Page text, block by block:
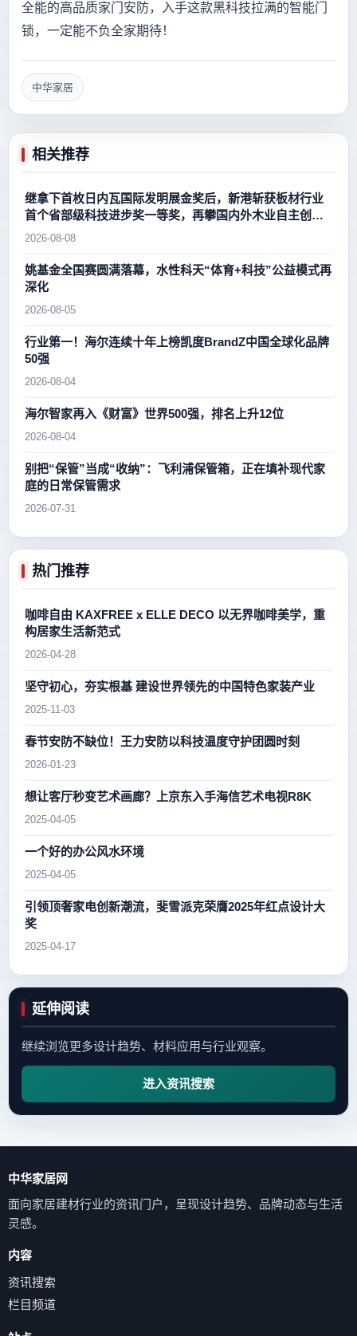
全能的高品质家门安防，入手这款黑科技拉满的智能门
锁，一定能不负全家期待！
中华家居
相关推荐
继拿下首枚日内瓦国际发明展金奖后，新港斩获板材行业
首个省部级科技进步奖一等奖，再攀国内外木业自主创新
新高峰
2026-08-08
姚基金全国赛圆满落幕，水性科天“体育+科技”公益模式再
深化
2026-08-05
行业第一！海尔连续十年上榜凯度BrandZ中国全球化品牌
50强
2026-08-04
海尔智家再入《财富》世界500强，排名上升12位
2026-08-04
别把“保管”当成“收纳”：飞利浦保管箱，正在填补现代家
庭的日常保管需求
2026-07-31
热门推荐
咖啡自由 KAXFREE x ELLE DECO 以无界咖啡美学，重
构居家生活新范式
2026-04-28
坚守初心，夯实根基 建设世界领先的中国特色家装产业
2025-11-03
春节安防不缺位！王力安防以科技温度守护团圆时刻
2026-01-23
想让客厅秒变艺术画廊？上京东入手海信艺术电视R8K
2025-04-05
一个好的办公风水环境
2025-04-05
引领顶奢家电创新潮流，斐雪派克荣膺2025年红点设计大
奖
2025-04-17
延伸阅读
继续浏览更多设计趋势、材料应用与行业观察。
进入资讯搜索
中华家居网
面向家居建材行业的资讯门户，呈现设计趋势、品牌动态与生活
灵感。
内容
资讯搜索
栏目频道